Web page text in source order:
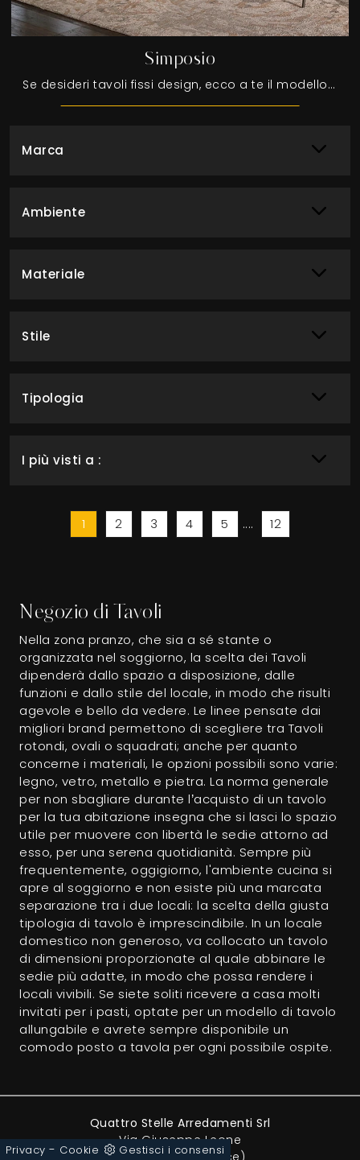
Marca
Ambiente
Materiale
Stile
Tipologia
I più visti a :
Simposio
Se desideri tavoli fissi design, ecco a te il modello da pranzo in ceramica Simposio della marca Tonin Casa.
1 2 3 4 5 .... 12
Negozio di Tavoli
Nella zona pranzo, che sia a sé stante o
organizzata nel soggiorno, la scelta dei Tavoli
dipenderà dallo spazio a disposizione, dalle
funzioni e dallo stile del locale, in modo che risulti
agevole e bello da vedere. Le linee pensate dai
migliori brand permettono di scegliere tra Tavoli
rotondi, ovali o squadrati; anche per quanto
concerne i materiali, le opzioni possibili sono varie:
legno, vetro, metallo e pietra. La norma generale
per non sbagliare durante l’acquisto di un tavolo
per la tua abitazione insegna che si lasci lo spazio
utile per muovere con libertà le sedie attorno ad
esso, per una serena quotidianità. Sempre più
frequentemente, oggigiorno, l'ambiente cucina si
apre al soggiorno e non esiste più una marcata
separazione tra i due locali: la scelta della giusta
tipologia di tavolo è imprescindibile. In un locale
domestico non generoso, va collocato un tavolo
di dimensioni proporzionate al quale abbinare le
sedie più adatte, in modo che possa rendere i
locali vivibili. Se siete soliti ricevere a casa molti
invitati per i pasti, optate per un modello di tavolo
allungabile e avrete sempre disponibile un
comodo posto a tavola per ogni possibile ospite.
Quattro Stelle Arredamenti Srl
Via Giuseppe Leone
Privacy - Cookie Gestisci i consensi